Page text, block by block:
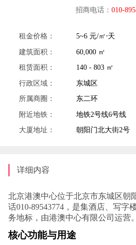
招商电话： 010-
租金价格：
5~6 元/㎡⋅天
建筑面积：
60,000 ㎡
租赁面积：
140 - 803 ㎡
行政区域：
东城区
所属商圈：
东二环
附近地铁：
地铁2号线6号线
大厦地址：
朝阳门北大街2号
详细内容
北京港澳中心位于北京市东城区朝
话010-89543774，是集酒店、写字
务地标，由港澳中心有限公司运营。
核心功能与用途